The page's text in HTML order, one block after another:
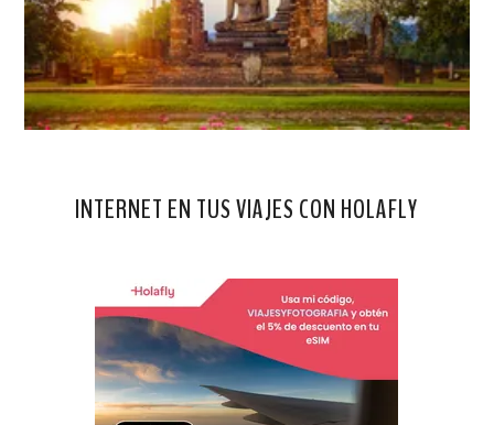
INTERNET EN TUS VIAJES CON HOLAFLY